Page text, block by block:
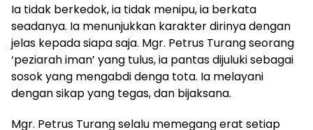
Ia tidak berkedok, ia tidak menipu, ia berkata
seadanya. Ia menunjukkan karakter dirinya dengan
jelas kepada siapa saja. Mgr. Petrus Turang seorang
‘peziarah iman’ yang tulus, ia pantas dijuluki sebagai
sosok yang mengabdi denga tota. Ia melayani
dengan sikap yang tegas, dan bijaksana.
Mgr. Petrus Turang selalu memegang erat setiap